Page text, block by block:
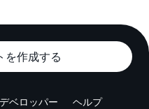
を作成する
デベロッパー ヘルプ